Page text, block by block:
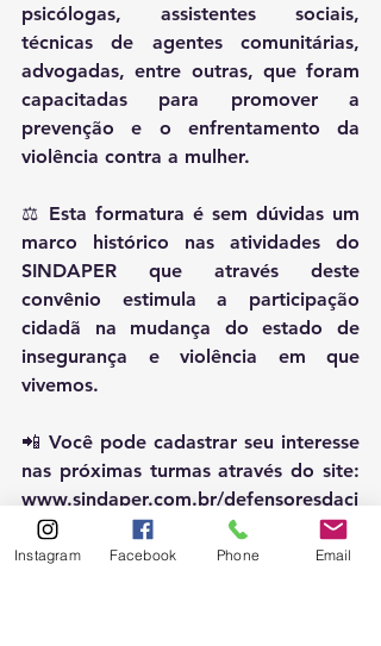
psicólogas, assistentes sociais,
técnicas de agentes comunitárias,
advogadas, entre outras, que foram
capacitadas para promover a
prevenção e o enfrentamento da
violência contra a mulher.
⚖️ Esta formatura é sem dúvidas um
marco histórico nas atividades do
SINDAPER que através deste
convênio estimula a participação
cidadã na mudança do estado de
insegurança e violência em que
vivemos.
📲 Você pode cadastrar seu interesse
www.sindaper.com.br/defensoresdaci
dadania
Instagram Facebook Phone Email